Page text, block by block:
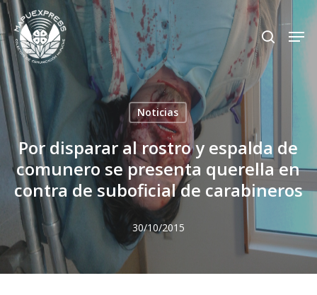
Skip
to
main
content
search
Noticias
Por disparar al rostro y espalda de
comunero se presenta querella en
contra de suboficial de carabineros
30/10/2015
Close